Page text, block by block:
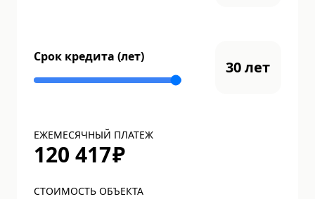
Срок кредита (лет)
30лет
ЕЖЕМЕСЯЧНЫЙ ПЛАТЕЖ
120 417₽
СТОИМОСТЬ ОБЪЕКТА